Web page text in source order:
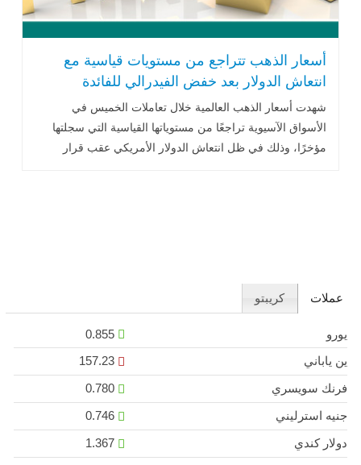
أسعار الذهب تتراجع من مستويات قياسية مع
انتعاش الدولار بعد خفض الفيدرالي للفائدة
شهدت أسعار الذهب العالمية خلال تعاملات الخميس في
الأسواق الآسيوية تراجعًا من مستوياتها القياسية التي سجلتها
مؤخرًا، وذلك في ظل انتعاش الدولار الأمريكي عقب قرار
عملات كريبتو
يورو
0.855
ين ياباني
157.23
فرنك سويسري
0.780
جنيه استرليني
0.746
دولار كندي
1.367